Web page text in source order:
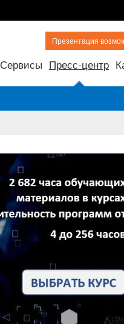
Презентация
Сервисы Пресс-центр